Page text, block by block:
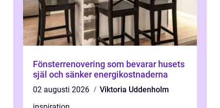
Fönsterrenovering som bevarar husets
själ och sänker energikostnaderna
02 augusti 2026
Viktoria Uddenholm